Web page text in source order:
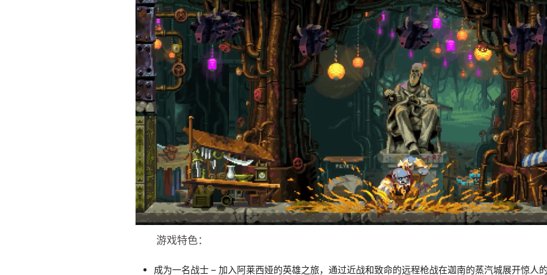
游戏特色：
成为一名战士 – 加入阿莱西娅的英雄之旅，通过近战和致命的远程枪战在迦南的蒸汽城展开惊人